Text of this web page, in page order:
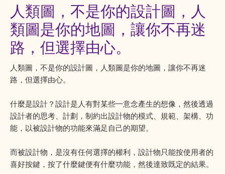
人類圖，不是你的設計圖，人
類圖是你的地圖，讓你不再迷
路，但選擇由心。
人類圖，不是你的設計圖，人類圖是你的地圖，讓你不再迷
路，但選擇由心。
什麼是設計？設計是人有對某些一意念產生的想像，然後透過
設計者的思考、計劃，制約出設計物的模式、規範、架構、功
能，以被設計物的功能來滿足自己的期望。
而被設計物，是沒有任何選擇的權利，設計物只能按使用者的
喜好按鍵，按了什麼鍵便有什麼功能，然後達致既定的結果。